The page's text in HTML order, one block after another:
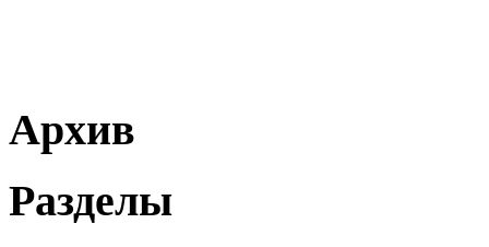
Архив
Разделы